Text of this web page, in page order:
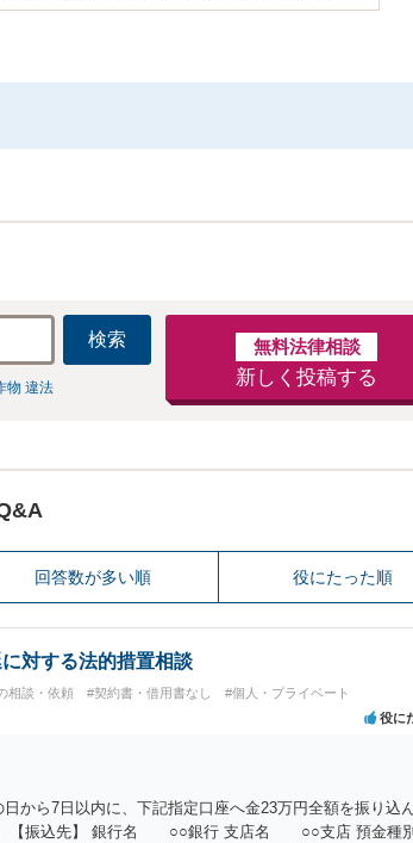
検索
物 違法
無料法律相談
新しく投稿する
回答数が多い順 役にたった順
対する法的措置相談
相談・依頼 #契約書・借用書なし #個人・プライベート
役に
から7日以内に、下記指定口座へ金23万円全額を振り込
。 【振込先】 銀行名 ○○銀行 支店名 ○○支店 預金